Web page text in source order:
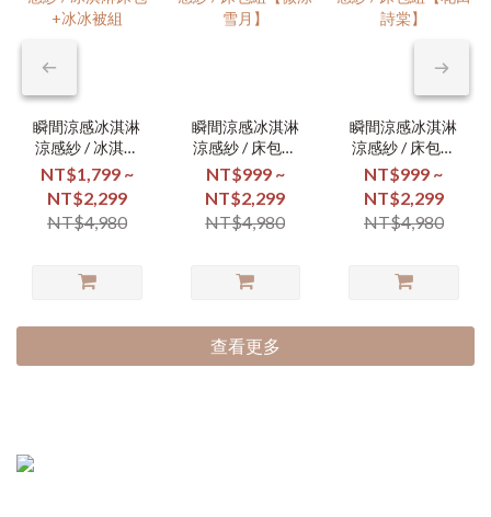
瞬間涼感冰淇淋
涼感紗 / 冰淇淋
床包+冰冰被組
NT$1,799 ~
NT$2,299
NT$4,980
瞬間涼感冰淇淋
涼感紗 / 床包組
【微涼雪月】
NT$999 ~
NT$2,299
NT$4,980
瞬間涼感冰淇淋
涼感紗 / 床包組
【花田詩棠】
NT$999 ~
NT$2,299
NT$4,980
查看更多